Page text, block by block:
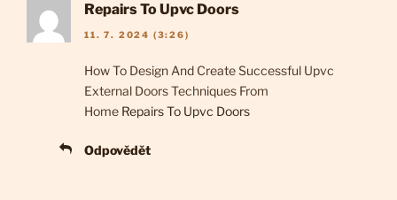
Repairs To Upvc Doors
11. 7. 2024 (3:26)
How To Design And Create Successful Upvc
External Doors Techniques From
Home Repairs To Upvc Doors
Odpovědět